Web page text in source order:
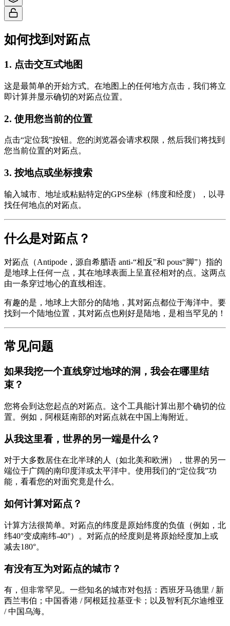
如何找到对跖点
1. 点击交互式地图
这是最简单的开始方式。在地图上的任何地方点击，我们将立
即计算并显示确切的对跖点位置。
2. 使用您当前的位置
点击“定位我”按钮。您的浏览器会请求权限，然后我们将找到
您当前位置的对跖点。
3. 按地点或坐标搜索
输入城市、地址或粘贴特定的GPS坐标（纬度和经度），以寻
找任何地点的对跖点。
什么是对跖点？
对跖点（Antipode，源自希腊语 anti-“相反”和 pous“脚”）指的
是地球上任何一点，其在地球表面上呈直径相对的点。这两点
由一条穿过地心的直线相连。
有趣的是，地球上大部分的陆地，其对跖点都位于海洋中。要
找到一个陆地位置，其对跖点也刚好是陆地，是相当罕见的！
常见问题
如果我挖一个直线穿过地球的洞，我会在哪里结
束？
您将会到达您起点的对跖点。这个工具能计算出那个确切的位
置。例如，阿根廷南部的对跖点就在中国上海附近。
从我这里看，世界的另一端是什么？
对于大多数居住在北半球的人（如北美和欧洲），世界的另一
端位于广阔的南印度洋或太平洋中。使用我们的“定位我”功
能，看看您的对面究竟是什么。
如何计算对跖点？
计算方法很简单。对跖点的纬度是原始纬度的负值（例如，北
纬40°变成南纬-40°）。对跖点的经度则是将原始经度加上或
减去180°。
有没有互为对跖点的城市？
有，但非常罕见。一些知名的城市对包括：西班牙马德里 / 新
西兰韦伯；中国香港 / 阿根廷拉基亚卡；以及智利瓦尔迪维亚
/ 中国乌海。